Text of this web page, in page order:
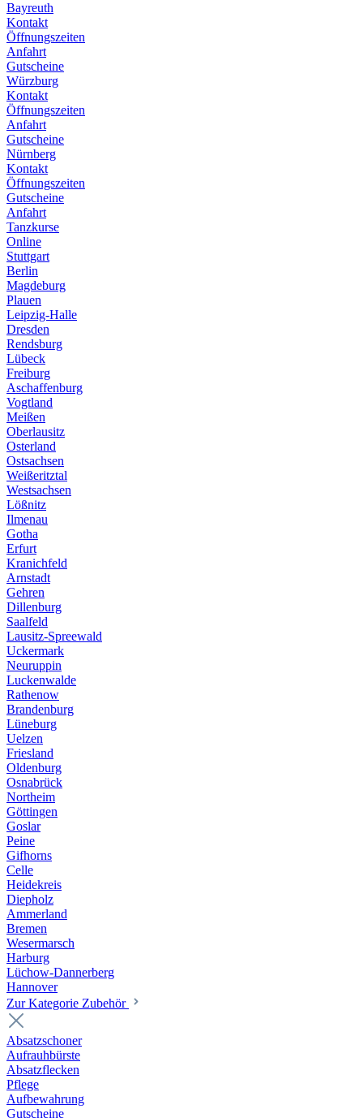
Bayreuth
Kontakt
Öffnungszeiten
Anfahrt
Gutscheine
Würzburg
Kontakt
Öffnungszeiten
Anfahrt
Gutscheine
Nürnberg
Kontakt
Öffnungszeiten
Gutscheine
Anfahrt
Tanzkurse
Online
Stuttgart
Berlin
Magdeburg
Plauen
Leipzig-Halle
Dresden
Rendsburg
Lübeck
Freiburg
Aschaffenburg
Vogtland
Meißen
Oberlausitz
Osterland
Ostsachsen
Weißeritztal
Westsachsen
Lößnitz
Ilmenau
Gotha
Erfurt
Kranichfeld
Arnstadt
Gehren
Dillenburg
Saalfeld
Lausitz-Spreewald
Uckermark
Neuruppin
Luckenwalde
Rathenow
Brandenburg
Lüneburg
Uelzen
Friesland
Oldenburg
Osnabrück
Northeim
Göttingen
Goslar
Peine
Gifhorns
Celle
Heidekreis
Diepholz
Ammerland
Bremen
Wesermarsch
Harburg
Lüchow-Dannerberg
Hannover
Zur Kategorie Zubehör
Absatzschoner
Aufrauhbürste
Absatzflecken
Pflege
Aufbewahrung
Gutscheine